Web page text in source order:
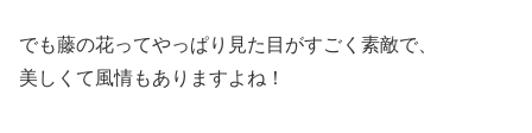
でも藤の花ってやっぱり見た目がすごく素敵で、
美しくて風情もありますよね！